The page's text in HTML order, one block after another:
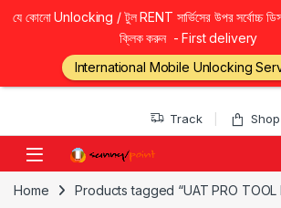
Track Shop
Home Products tagged “UAT PRO TOOL
যে কোনো Unlocking / টুল RENT সার্ভিসের উপর সর্বোচ্চ
ক্লিক করুন - First delivery
International Mobile Unlocking